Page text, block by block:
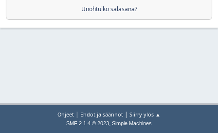
Unohtuiko salasana?
Ohjeet | Ehdot ja säännöt | Siirry ylös ▲
SMF 2.1.4 © 2023, Simple Machines